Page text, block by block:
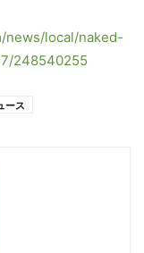
news/local/naked-
248540255
ース